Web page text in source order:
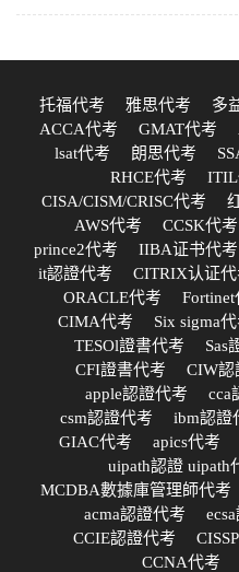
托福代考 雅思代考 多
ACCA代考
GMAT代考
lsat代考
朗思代考
RHCE代考
CISA/CISM/CRISC代考
AWS代考
CCSK代考
prince2代考
IIBA证书代考
it認證代考
CITRIX认证代
ORACLE代考
Fortinet
CIMA代考
Six sigma
TESOl證書代考
Sas
CFI證書代考
CIW認
apple認證代考
cca
csm認證代考
ibm認證
GIAC代考
apics代考
uipath認證 uipath
MCDBA數據庫管理師代考
acma認證代考
CCIE認證代考
CCNA代考